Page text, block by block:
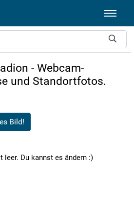
- Webcam-
und Standortfotos.
Bild!
leer. Du kannst es ändern :)